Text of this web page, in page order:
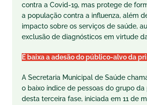
contra a Covid-19, mas protege de
a população contra a influenza, além
impacto sobre os serviços de saúde,
exclusão de diagnósticos em virtude
É baixa a adesão do público-alvo da
A Secretaria Municipal de Saúde
o baixo índice de pessoas do grupo da
desta terceira fase, iniciada em 11 de